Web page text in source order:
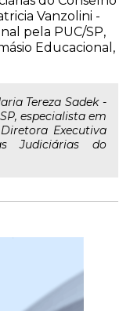
Vanzolini -
pela PUC/SP,
Educacional,
Tereza Sadek -
especialista em
Executiva
Judiciárias do